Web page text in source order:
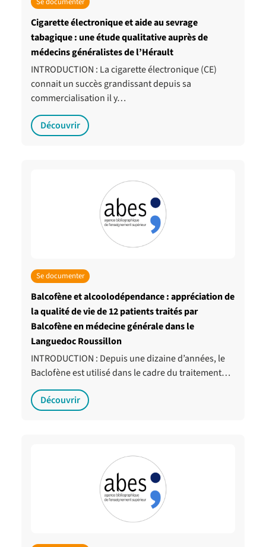
Cigarette électronique et aide au sevrage
tabagique : une étude qualitative auprès de
médecins généralistes de l’Hérault
INTRODUCTION : La cigarette électronique (CE)
connait un succès grandissant depuis sa
commercialisation il y…
Découvrir
Se documenter
Balcofène et alcoolodépendance : appréciation de
la qualité de vie de 12 patients traités par
Balcofène en médecine générale dans le
Languedoc Roussillon
INTRODUCTION : Depuis une dizaine d’années, le
Baclofène est utilisé dans le cadre du traitement…
Découvrir